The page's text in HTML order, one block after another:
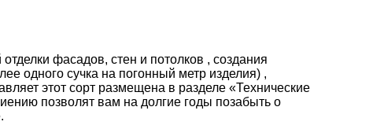
фасадов, стен и потолков , создания
одного сучка на погонный метр изделия) ,
этот сорт размещена в разделе «Технические
позволят вам на долгие годы позабыть о